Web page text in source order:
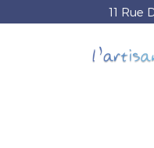
11 Rue
L'ARTISAN